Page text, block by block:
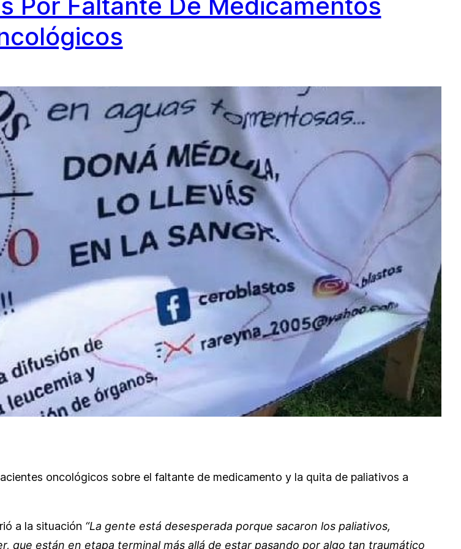
oncológicos sobre el faltante de medicamento y la quita de paliativos a
a la situación “La gente está desesperada porque sacaron los paliativos,
que están en etapa terminal más allá de estar pasando por algo tan traumático